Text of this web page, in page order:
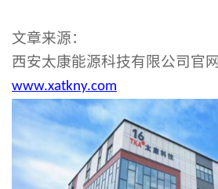
文章来源：
西安太康能源科技有限公司官网
www.xatkny.com